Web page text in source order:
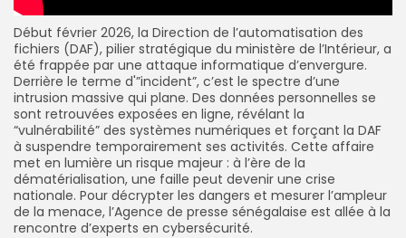
Début février 2026, la Direction de l’automatisation des
fichiers (DAF), pilier stratégique du ministère de l’Intérieur, a
été frappée par une attaque informatique d’envergure.
Derrière le terme d'”incident”, c’est le spectre d’une
intrusion massive qui plane. Des données personnelles se
sont retrouvées exposées en ligne, révélant la
“vulnérabilité” des systèmes numériques et forçant la DAF
à suspendre temporairement ses activités. Cette affaire
met en lumière un risque majeur : à l’ère de la
dématérialisation, une faille peut devenir une crise
nationale. Pour décrypter les dangers et mesurer l’ampleur
de la menace, l’Agence de presse sénégalaise est allée à la
rencontre d’experts en cybersécurité.